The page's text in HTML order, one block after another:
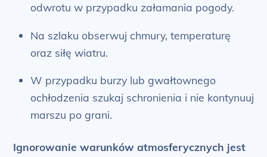
odwrotu w przypadku załamania pogody.
Na szlaku obserwuj chmury, temperaturę
oraz siłę wiatru.
W przypadku burzy lub gwałtownego
ochłodzenia szukaj schronienia i nie kontynuuj
marszu po grani.
Ignorowanie warunków atmosferycznych jest